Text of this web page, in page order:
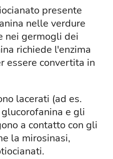
presente
nelle verdure
nei germogli dei
richiede l'enzima
essere convertita in
lacerati (ad es.
e gli
a contatto con gli
la mirosinasi,